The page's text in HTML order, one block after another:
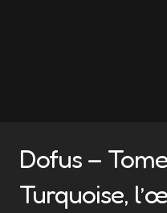
Dofus –
Turquoise,